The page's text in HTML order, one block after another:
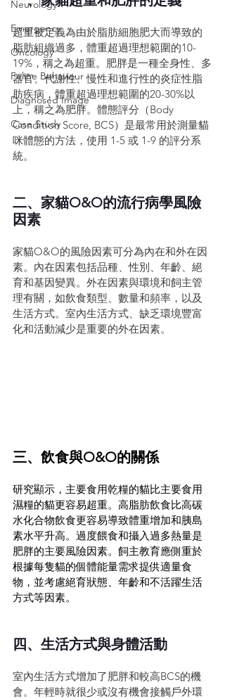
Neurology
Emergency
Oncology
Feline Behaviour
Diagnosed Image
Case Study
超重被定義為由於脂肪細胞肥大而導致的
脂肪組織過多，體重超過理想範圍的10-
19%，稱之為超重。肥胖是一種全身性、多
器官、代謝性、慢性和進行性的炎症性脂
肪疾病，體重超過理想範圍的20-30%以
上，稱之為肥胖。體態評分（Body
Condition Score, BCS）是最常用於測量貓
咪體態的方法，使用 1-5 或 1-9 的評分系
統。
二、家貓O&O的流行病學風險
因素
家貓O&O的風險因素可分為內在和外在因
素。內在因素包括品種、性別、年齡、絕
育和基因變異。外在因素與環境和飼主管
理有關，如飲食類型、數量和頻率，以及
生活方式。室內生活方式、缺乏環境豐富
化和活動減少是重要的外在因素。
三、飲食與O&O的關係
研究顯示，主要食用乾糧的貓比主要食用
濕糧的貓更容易超重。高脂肪飲食比高碳
水化合物飲食更容易導致體重增加和胰島
素水平升高。過度餵食和攝入過多熱量是
肥胖的主要風險因素。飼主教育應側重於
根據每隻貓的個體能量需求提供適量食
物，並考慮絕育狀態、年齡和不活躍生活
方式等因素。
四、生活方式與身體活動
室內生活方式增加了肥胖和較高BCS的機
會。年輕時就很少或沒有機會接觸戶外環